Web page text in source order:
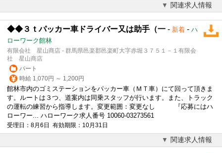
関連求人情報
◆◆３ｔパッカー車ドライバー又は助手（一 - 新着 - ハ
ローワーク館林
有限会社 星山商店 - 群馬県邑楽郡邑楽町大字赤堀３７５１－１有限会
社 星山商店
パート
時給 1,070円 ～ 1,200円
館林市内のゴミステーションをパッカー車（ＭＴ車）にて回って頂きま
す。ルートは３つ、道案内は同乗スタッフが行います。また、トラック
の運転の練習から指導します。変更範囲：変更なし 『応募にはハ
ローワー... ハローワーク求人番号 10060-03273561
受理日：8月6日 有効期限：10月31日
関連求人情報